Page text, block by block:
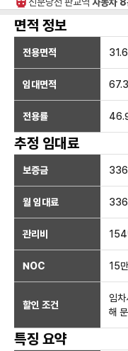
면적 정보
전용면적
임대면적
전용률
추정 임대료
보증금
월 임대료
관리비 154
NOC 15
할인 조건
임차
해
특징 요약